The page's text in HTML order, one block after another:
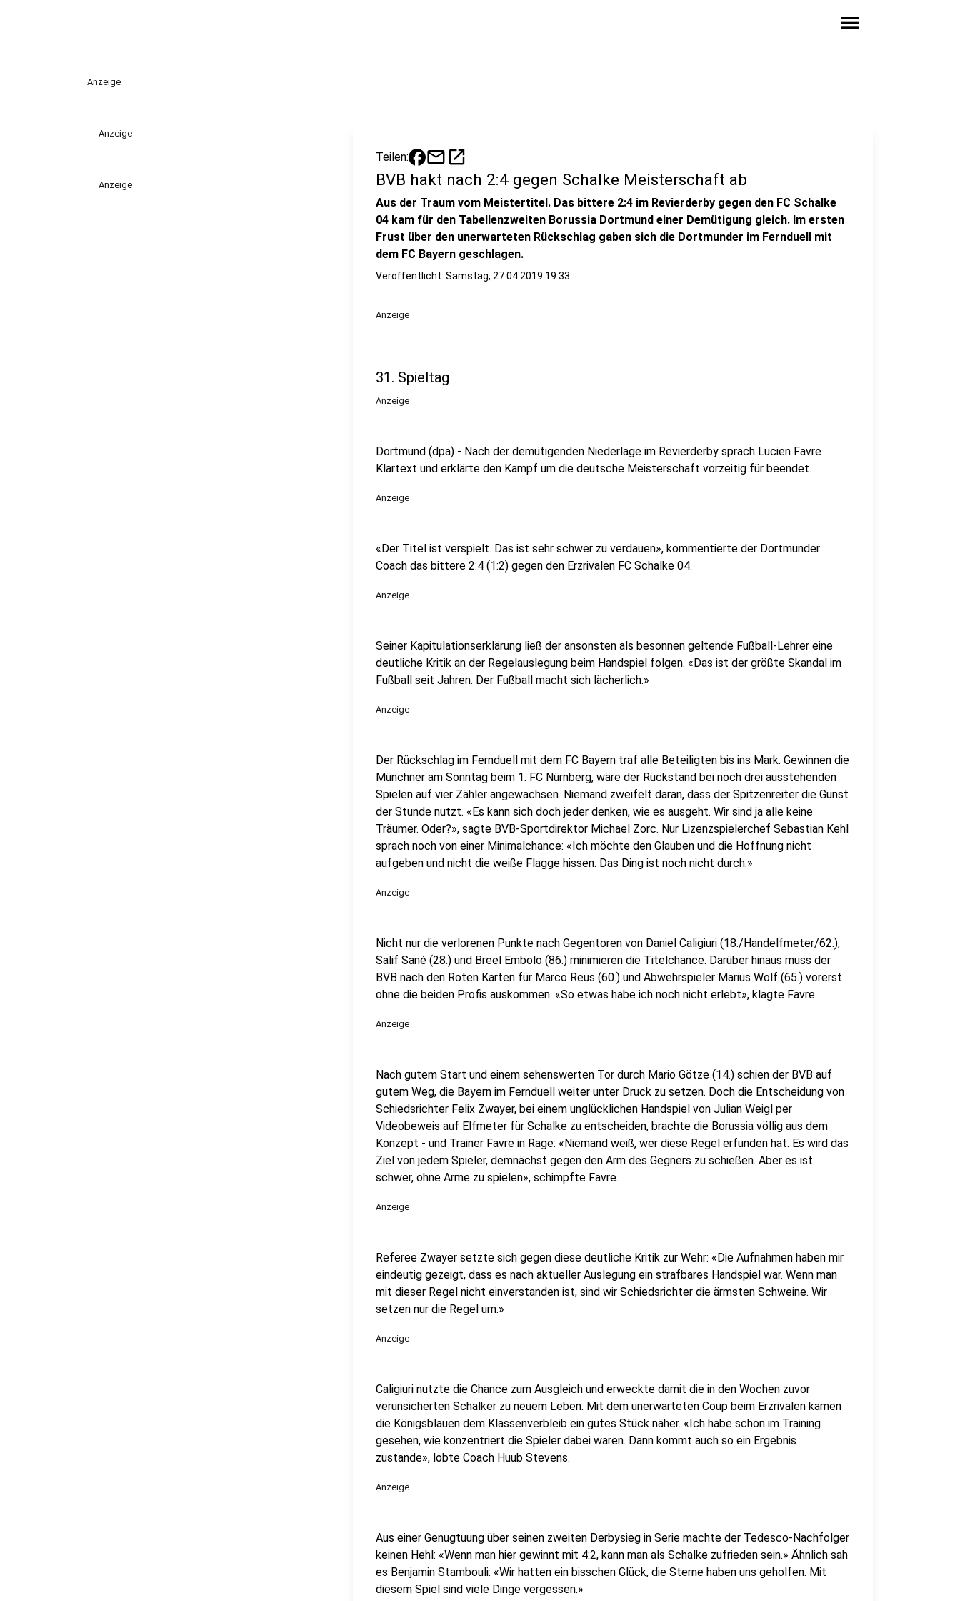
menu
Anzeige
Anzeige
Anzeige
Teilen: mailopen_in_new
BVB hakt nach 2:4 gegen Schalke Meisterschaft ab
Aus der Traum vom Meistertitel. Das bittere 2:4 im Revierderby gegen den FC Schalke
04 kam für den Tabellenzweiten Borussia Dortmund einer Demütigung gleich. Im ersten
Frust über den unerwarteten Rückschlag gaben sich die Dortmunder im Fernduell mit
dem FC Bayern geschlagen.
Veröffentlicht: Samstag, 27.04.2019 19:33
Anzeige
31. Spieltag
Anzeige
Dortmund (dpa) - Nach der demütigenden Niederlage im Revierderby sprach Lucien Favre
Klartext und erklärte den Kampf um die deutsche Meisterschaft vorzeitig für beendet.
Anzeige
«Der Titel ist verspielt. Das ist sehr schwer zu verdauen», kommentierte der Dortmunder
Coach das bittere 2:4 (1:2) gegen den Erzrivalen FC Schalke 04.
Anzeige
Seiner Kapitulationserklärung ließ der ansonsten als besonnen geltende Fußball-Lehrer eine
deutliche Kritik an der Regelauslegung beim Handspiel folgen. «Das ist der größte Skandal im
Fußball seit Jahren. Der Fußball macht sich lächerlich.»
Anzeige
Der Rückschlag im Fernduell mit dem FC Bayern traf alle Beteiligten bis ins Mark. Gewinnen die
Münchner am Sonntag beim 1. FC Nürnberg, wäre der Rückstand bei noch drei ausstehenden
Spielen auf vier Zähler angewachsen. Niemand zweifelt daran, dass der Spitzenreiter die Gunst
der Stunde nutzt. «Es kann sich doch jeder denken, wie es ausgeht. Wir sind ja alle keine
Träumer. Oder?», sagte BVB-Sportdirektor Michael Zorc. Nur Lizenzspielerchef Sebastian Kehl
sprach noch von einer Minimalchance: «Ich möchte den Glauben und die Hoffnung nicht
aufgeben und nicht die weiße Flagge hissen. Das Ding ist noch nicht durch.»
Anzeige
Nicht nur die verlorenen Punkte nach Gegentoren von Daniel Caligiuri (18./Handelfmeter/62.),
Salif Sané (28.) und Breel Embolo (86.) minimieren die Titelchance. Darüber hinaus muss der
BVB nach den Roten Karten für Marco Reus (60.) und Abwehrspieler Marius Wolf (65.) vorerst
ohne die beiden Profis auskommen. «So etwas habe ich noch nicht erlebt», klagte Favre.
Anzeige
Nach gutem Start und einem sehenswerten Tor durch Mario Götze (14.) schien der BVB auf
gutem Weg, die Bayern im Fernduell weiter unter Druck zu setzen. Doch die Entscheidung von
Schiedsrichter Felix Zwayer, bei einem unglücklichen Handspiel von Julian Weigl per
Videobeweis auf Elfmeter für Schalke zu entscheiden, brachte die Borussia völlig aus dem
Konzept - und Trainer Favre in Rage: «Niemand weiß, wer diese Regel erfunden hat. Es wird das
Ziel von jedem Spieler, demnächst gegen den Arm des Gegners zu schießen. Aber es ist
schwer, ohne Arme zu spielen», schimpfte Favre.
Anzeige
Referee Zwayer setzte sich gegen diese deutliche Kritik zur Wehr: «Die Aufnahmen haben mir
eindeutig gezeigt, dass es nach aktueller Auslegung ein strafbares Handspiel war. Wenn man
mit dieser Regel nicht einverstanden ist, sind wir Schiedsrichter die ärmsten Schweine. Wir
setzen nur die Regel um.»
Anzeige
Caligiuri nutzte die Chance zum Ausgleich und erweckte damit die in den Wochen zuvor
verunsicherten Schalker zu neuem Leben. Mit dem unerwarteten Coup beim Erzrivalen kamen
die Königsblauen dem Klassenverbleib ein gutes Stück näher. «Ich habe schon im Training
gesehen, wie konzentriert die Spieler dabei waren. Dann kommt auch so ein Ergebnis
zustande», lobte Coach Huub Stevens.
Anzeige
Aus einer Genugtuung über seinen zweiten Derbysieg in Serie machte der Tedesco-Nachfolger
keinen Hehl: «Wenn man hier gewinnt mit 4:2, kann man als Schalke zufrieden sein.» Ähnlich sah
es Benjamin Stambouli: «Wir hatten ein bisschen Glück, die Sterne haben uns geholfen. Mit
diesem Spiel sind viele Dinge vergessen.»